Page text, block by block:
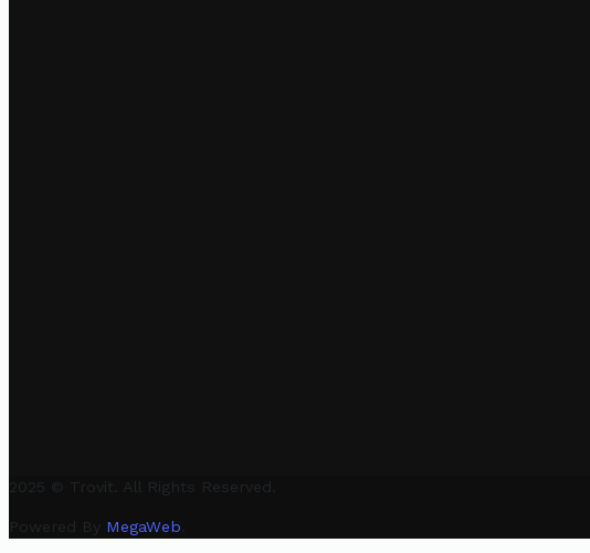
2025 © Trovit. All Rights Reserved.
Powered By MegaWeb